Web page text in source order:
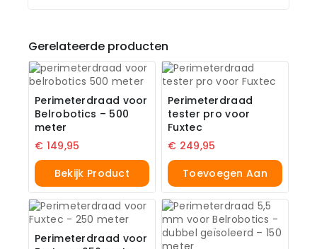
Gerelateerde producten
Perimeterdraad voor
Belrobotics – 500
meter
€ 149,95
Bekijk Product
Perimeterdraad
tester pro voor
Fuxtec
€ 249,95
Toevoegen Aan
Winkelwagen
Perimeterdraad voor